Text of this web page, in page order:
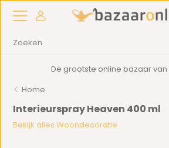
De grootste online bazaar
Home
Interieurspray Heaven 400 ml
Bekijk alles Woondecoratie